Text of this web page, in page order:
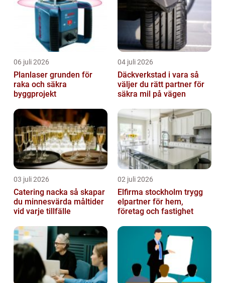
06 juli 2026
Planlaser grunden för
raka och säkra
byggprojekt
04 juli 2026
Däckverkstad i vara så
väljer du rätt partner för
säkra mil på vägen
03 juli 2026
Catering nacka så skapar
du minnesvärda måltider
vid varje tillfälle
02 juli 2026
Elfirma stockholm trygg
elpartner för hem,
företag och fastighet